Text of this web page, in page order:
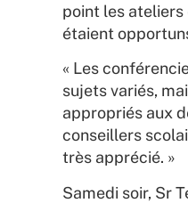
point les
étaient
« Les
sujets variés,
appropriés aux
conseillers
très apprécié. »
Samedi soir, Sr